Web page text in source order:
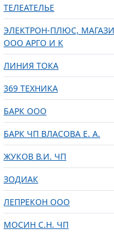
ТЕЛЕАТЕЛЬЕ
ЭЛЕКТРОН-ПЛЮС,
ООО АРГО И К
ЛИНИЯ ТОКА
369 ТЕХНИКА
БАРК ООО
БАРК ЧП ВЛАСОВА Е. А.
ЖУКОВ В.И. ЧП
ЗОДИАК
ЛЕПРЕКОН ООО
МОСИН С.Н. ЧП